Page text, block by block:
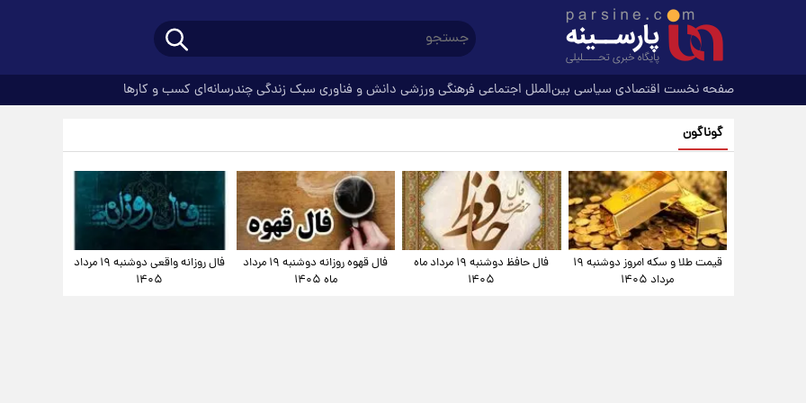
صفحه نخست اقتصادی سیاسی بین‌الملل اجتماعی فرهنگیورزشی دانش و فناوری سبک زندگیچندرسانه‌ای کسب و کارها
گوناگون
قیمت طلا و سکه امروز دوشنبه ۱۹
مرداد ۱۴۰۵
فال حافظ دوشنبه ۱۹ مرداد ماه
۱۴۰۵
فال قهوه روزانه دوشنبه ۱۹ مرداد
ماه ۱۴۰۵
فال روزانه واقعی دوشنبه ۱۹ مرداد
۱۴۰۵